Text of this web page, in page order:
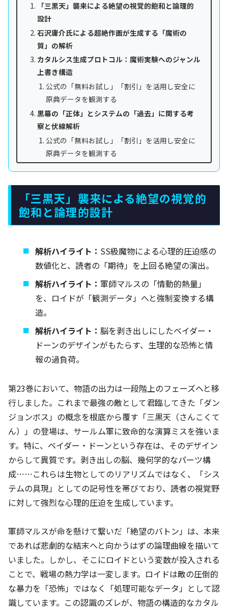
「三黒天」襲来による絶望の視覚的飽和と論理的
設計
石沢庸介氏による超絶作画が生成する「魔術の
質」の解析
カタルシス生成プロトコル：魔術実験へのジャンル
上書き構造
公式の「無料お試し」「割引」を活用し安全に
原典データを観測する
黒幕の「正体」とシステムの「過去」に関する考
察と伏線解析
公式の「無料お試し」「割引」を活用し安全に
原典データを観測する
「三黒天」襲来による絶望の視覚的
飽和と論理的設計
解析ハイライト： SS級魔物による心理的圧迫感の
数値化と、読者の「期待」を上回る絶望の演出。
解析ハイライト：軍師マルスの「情動的熱量」
を、ロイドが「観測データ」へと強制変換する構
造。
解析ハイライト： 脳を剥き出しにしたベイダー・
ドーンのデザインがもたらす、生理的な恐怖と情
報の過負荷。
第23巻において、物語の出力は一段階上のフェーズへと移
行しました。これまで最強の敵として君臨してきた「ダン
ジョンボス」の概念を根底から覆す「三黒天（さんこくて
ん）」の登場は、サールム軍に致命的な演算ミスを強いま
す。特に、ベイダー・ドーンという存在は、そのデザイン
からして異質です。剥き出しの脳、幾何学的なパーツ構
成……これらは生物としてのリアリズムではなく、「シス
テムの具現」としての記号性を帯びており、読者の視覚野
に対して強烈な心理的圧迫を生成しています。
軍師マルスが命を懸けて繋いだ「絶望のバトン」は、本来
であれば悲劇的な結末へと向かうはずの論理曲線を描いて
いました。しかし、そこにロイドという変数が投入される
ことで、戦場の熱力学は一変します。ロイドは敵の圧倒的
な暴力を「恐怖」ではなく「処理可能なデータ」として認
識しています。この認識のズレが、物語の構造的なカタル